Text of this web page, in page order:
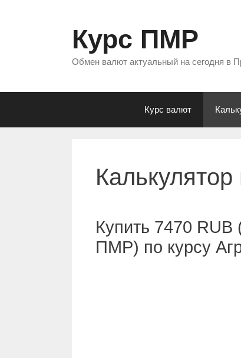
Курс ПМР
Обмен валют актуальный на сегодня в
Курс валют
Купить 7470
ПМР) по курсу